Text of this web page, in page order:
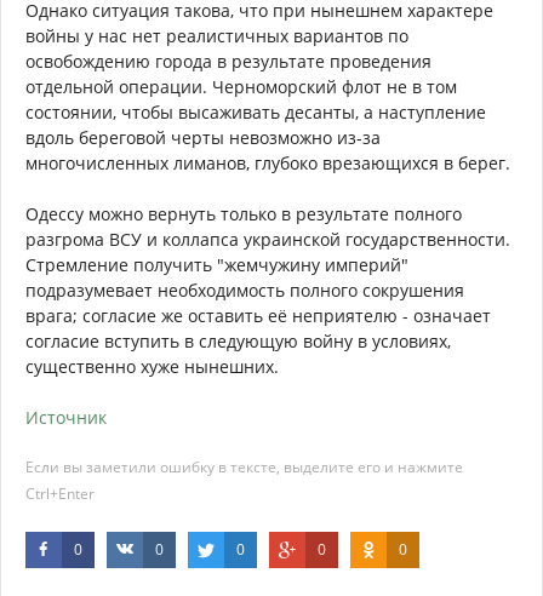
Однако ситуация такова, что при нынешнем характере
войны у нас нет реалистичных вариантов по
освобождению города в результате проведения
отдельной операции. Черноморский флот не в том
состоянии, чтобы высаживать десанты, а наступление
вдоль береговой черты невозможно из-за
многочисленных лиманов, глубоко врезающихся в берег.
Одессу можно вернуть только в результате полного
разгрома ВСУ и коллапса украинской государственности.
Стремление получить "жемчужину империй"
подразумевает необходимость полного сокрушения
врага; согласие же оставить её неприятелю - означает
согласие вступить в следующую войну в условиях,
существенно хуже нынешних.
Источник
Если вы заметили ошибку в тексте, выделите его и нажмите
Ctrl+Enter
0 0 0 0 0